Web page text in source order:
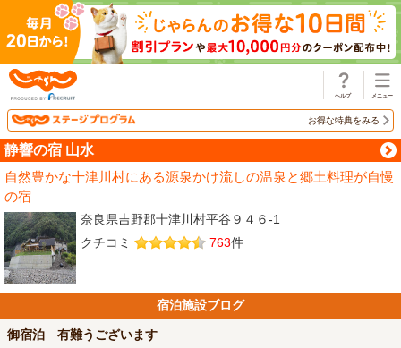
お得な特典をみる
静響の宿 山水
自然豊かな十津川村にある源泉かけ流しの温泉と郷土料理が自慢
の宿
奈良県吉野郡十津川村平谷９４６-1
クチコミ
763件
宿泊施設ブログ
御宿泊 有難うございます